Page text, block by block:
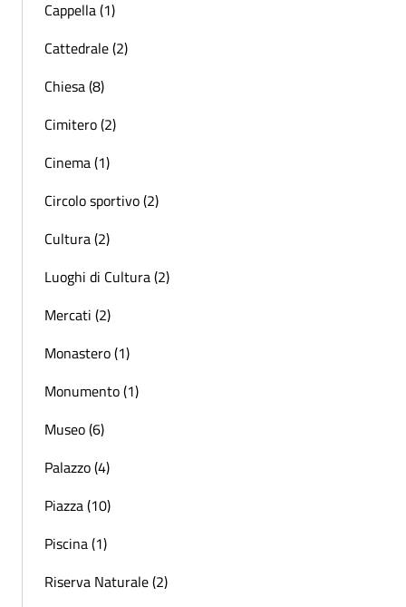
Cappella (1)
Cattedrale (2)
Chiesa (8)
Cimitero (2)
Cinema (1)
Circolo sportivo (2)
Cultura (2)
Luoghi di Cultura (2)
Mercati (2)
Monastero (1)
Monumento (1)
Museo (6)
Palazzo (4)
Piazza (10)
Piscina (1)
Riserva Naturale (2)